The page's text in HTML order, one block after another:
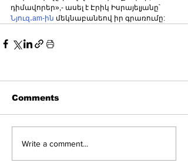
դիմավորեր»,- ասել է Էրիկ Իսրայելյանը՝
Նյուզ․am-ին մեկնաբանեով իր գրառումը:
Comments
Write a comment...